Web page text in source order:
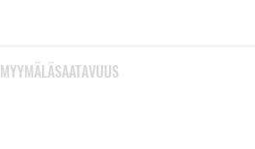
MYYMÄLÄSAATAVUUS